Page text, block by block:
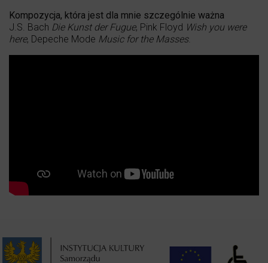
Kompozycja, która jest dla mnie szczególnie ważna
J.S. Bach Die Kunst der Fugue, Pink Floyd Wish you were
here, Depeche Mode Music for the Masses.